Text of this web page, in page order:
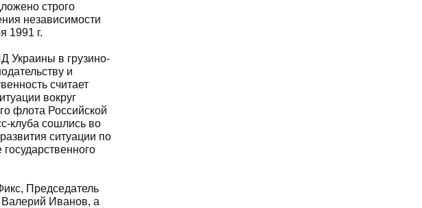
строго
независимости
1991 г.
Украины в грузино-
и
считает
вокруг
флота Российской
клуба сошлись во
ситуации по
Председатель
Иванов, а